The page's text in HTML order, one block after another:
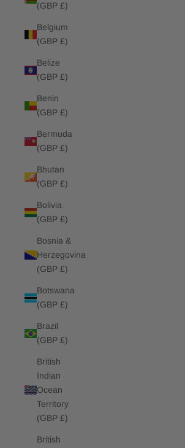
(GBP £)
Belgium
(GBP £)
Belize
(GBP £)
Benin
(GBP £)
Bermuda
(GBP £)
Bhutan
(GBP £)
Bolivia
(GBP £)
Bosnia &
Herzegovina
(GBP £)
Botswana
(GBP £)
Brazil
(GBP £)
British
Indian
Ocean
Territory
(GBP £)
British